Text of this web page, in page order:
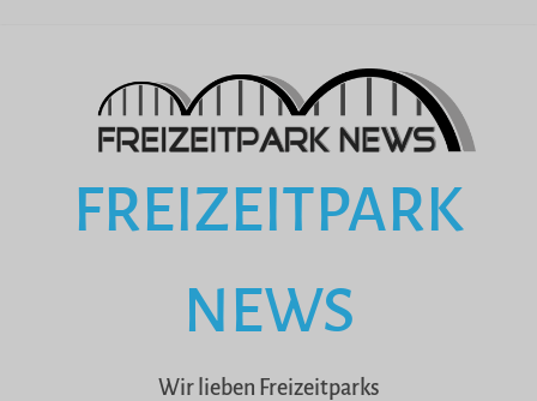
FREIZEITPARK
NEWS
Wir lieben Freizeitparks